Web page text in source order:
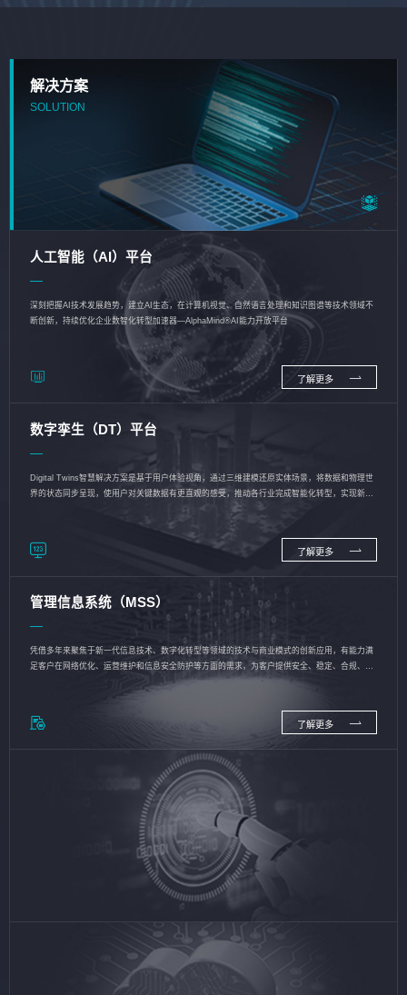
解决方案
SOLUTION
人工智能（AI）平台
深刻把握AI技术发展趋势，建立AI生态，在计算机视觉、自然语言处理和知识图谱等技术领域不
断创新，持续优化企业数智化转型加速器—AlphaMind®AI能力开放平台
了解更多
数字孪生（DT）平台
Digital Twins智慧解决方案是基于用户体验视角，通过三维建模还原实体场景，将数据和物理世
界的状态同步呈现，使用户对关键数据有更直观的感受，推动各行业完成智能化转型，实现新旧
了解更多
管理信息系统（MSS）
凭借多年来聚焦于新一代信息技术、数字化转型等领域的技术与商业模式的创新应用，有能力满
足客户在网络优化、运营维护和信息安全防护等方面的需求，为客户提供安全、稳定、合规、持
了解更多